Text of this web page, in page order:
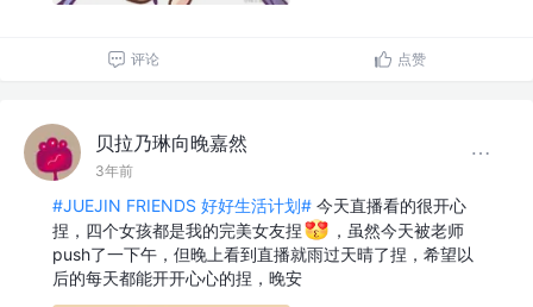
评论 点赞
贝拉乃琳向晚嘉然
3年前
#JUEJIN FRIENDS 好好生活计划# 今天直播看的很开心
捏，四个女孩都是我的完美女友捏
，虽然今天被老师
push了一下午，但晚上看到直播就雨过天晴了捏，希望以
后的每天都能开开心心的捏，晚安